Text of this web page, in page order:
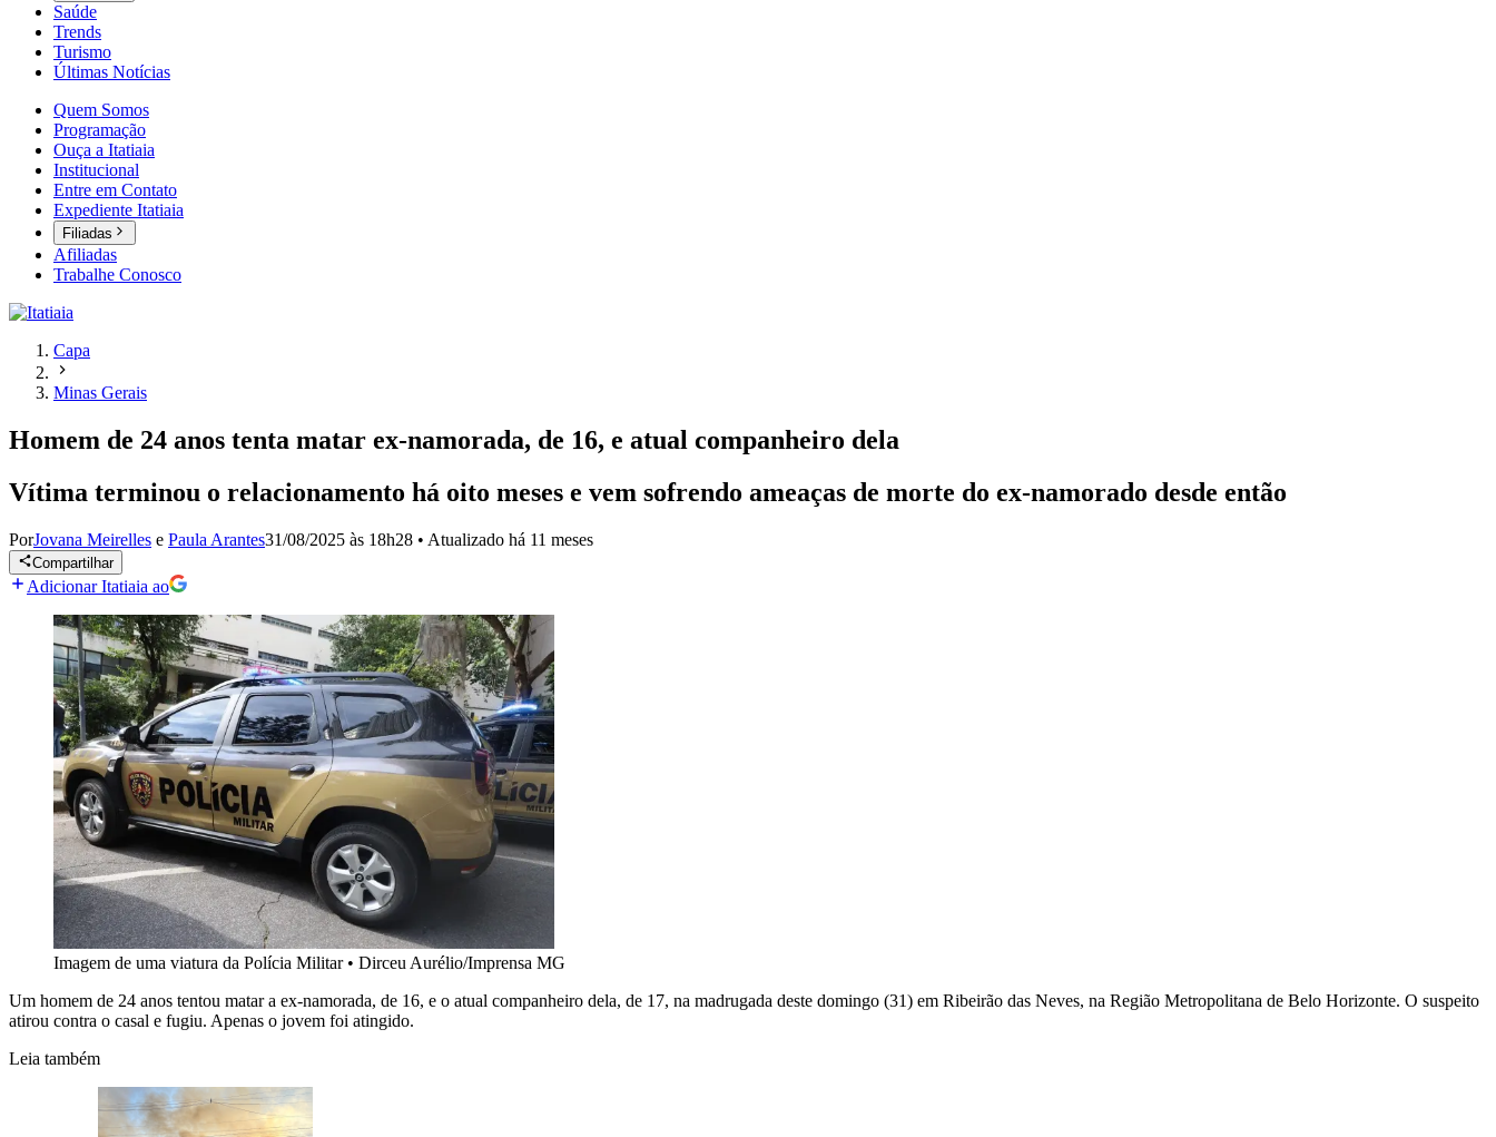
Saúde
Trends
Turismo
Últimas Notícias
Quem Somos
Programação
Ouça a Itatiaia
Institucional
Entre em Contato
Expediente Itatiaia
Filiadas
Afiliadas
Trabalhe Conosco
Capa
Minas Gerais
Homem de 24 anos tenta matar ex-namorada, de 16, e atual companheiro dela
Vítima terminou o relacionamento há oito meses e vem sofrendo ameaças de morte do ex-namorado desde então
PorJovana Meirelles e Paula Arantes31/08/2025 às 18h28 • Atualizado há 11 meses
Compartilhar
Adicionar Itatiaia ao
Imagem de uma viatura da Polícia Militar• Dirceu Aurélio/Imprensa MG
Um homem de 24 anos tentou matar a ex-namorada, de 16, e o atual companheiro dela, de 17, na madrugada deste domingo (31) em Ribeirão das Neves, na Região Metropolitana de Belo Horizonte. O suspeito
atirou contra o casal e fugiu. Apenas o jovem foi atingido.
Leia também